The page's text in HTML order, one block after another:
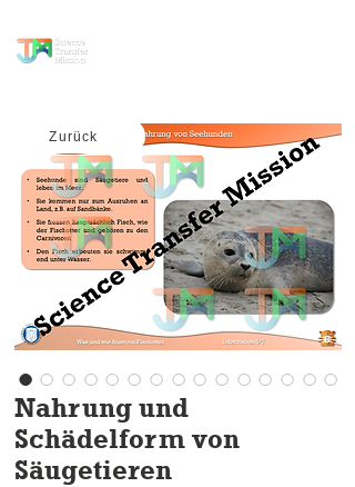
Nahrung und
Schädelform von
Säugetieren
Zurück